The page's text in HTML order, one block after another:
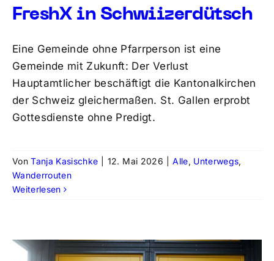
FreshX in Schwiizerdütsch
Eine Gemeinde ohne Pfarrperson ist eine
Gemeinde mit Zukunft: Der Verlust
Hauptamtlicher beschäftigt die Kantonalkirchen
der Schweiz gleichermaßen. St. Gallen erprobt
Gottesdienste ohne Predigt.
VonTanja Kasischke 12. Mai 2026 Alle, Unterwegs,
Wanderrouten
Weiterlesen